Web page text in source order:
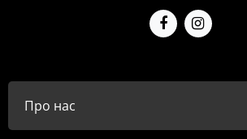
Про нас